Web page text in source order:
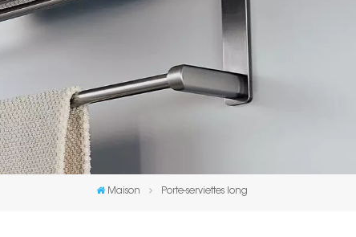
français
русский
español
Maison Porte-serviettes long